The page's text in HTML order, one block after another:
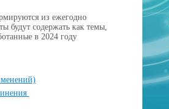
из ежегодно
будут содержать как темы,
в 2024 году